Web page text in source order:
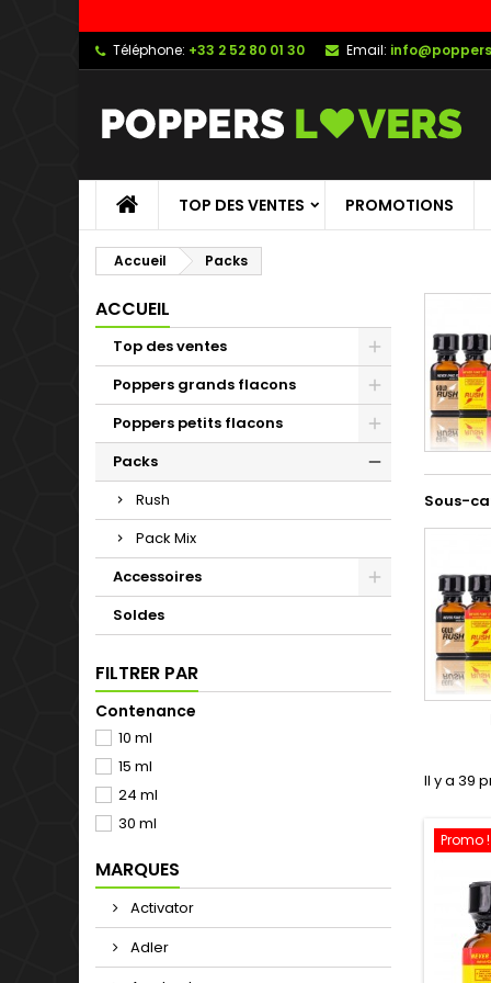
Téléphone: +33 2 52 80 01 30 Email:
TOP DES VENTES PROMOTIONS
Accueil Packs
ACCUEIL
Top des ventes
Poppers grands flacons
Poppers petits flacons
Packs
Rush
Pack Mix
Accessoires
Soldes
FILTRER PAR
Contenance
10 ml
15 ml
24 ml
30 ml
MARQUES
Activator
Adler
Sous-
Il y a 39
Promo !